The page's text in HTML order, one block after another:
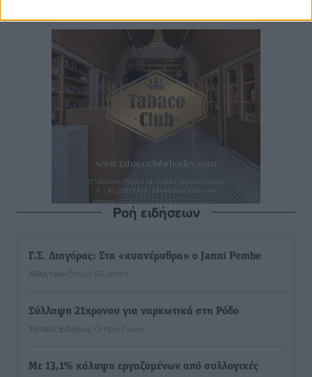
Ροή ειδήσεων
Γ.Σ. Διαγόρας: Στα «κυανέρυθρα» ο Janni Pembe
Αθλητικά πριν 55 λεπτά
Σύλληψη 21χρονου για ναρκωτικά στη Ρόδο
Τοπικές Ειδήσεις πριν 1 ώρα
Με 13,1% κάλυψη εργαζομένων από συλλογικές